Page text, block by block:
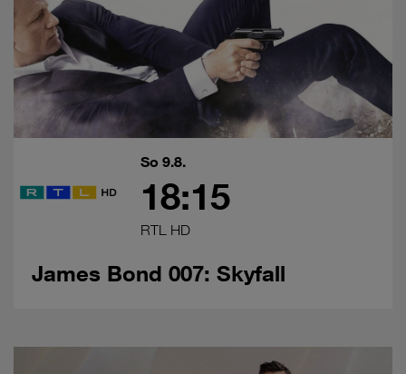
So 9.8.
18:15
RTL HD
James Bond 007: Skyfall